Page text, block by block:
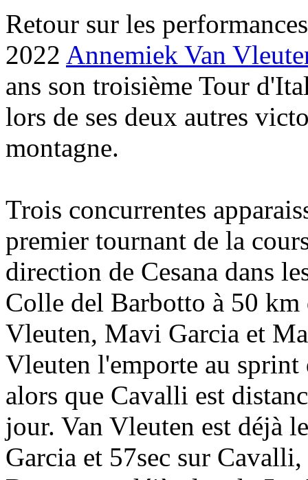
Retour sur les
2022 Annemiek Van
ans son troisième Tour
lors de ses deux autres
montagne.
Trois concurrentes
premier tournant de la
direction de Cesana dans
Colle del Barbotto à 50
Vleuten, Mavi Garcia et
Vleuten l'emporte au sprint
alors que Cavalli est
jour. Van Vleuten est déjà
Garcia et 57sec sur